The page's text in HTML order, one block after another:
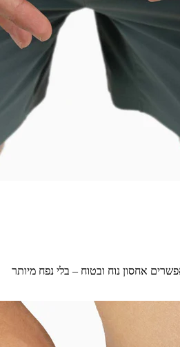
אחסון נוח ובטוח – בלי נפח מיותר